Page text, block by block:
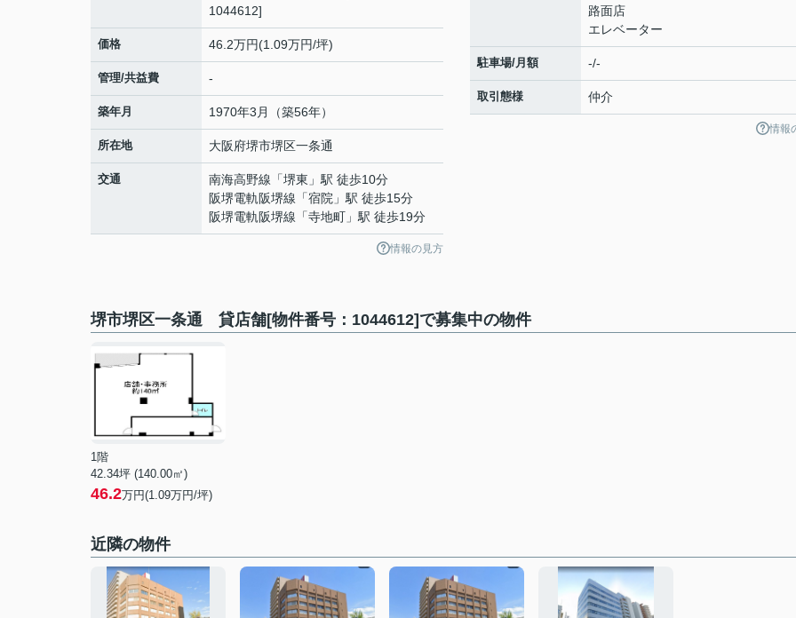
1044612]
価格 46.2万円(1.09万円/坪)
管理/共益費 -
築年月 1970年3月（築56年）
所在地 大阪府堺市堺区一条通
交通 南海高野線 「堺東 」駅 徒歩10分
阪堺電軌阪堺線 「宿院 」駅 徒歩15分
阪堺電軌阪堺線 「寺地町 」駅 徒歩19分
情報の見方
路面店
エレベーター
駐車場/月額 -/-
取引態様 仲介
情報
堺市堺区一条通 貸店舗[物件番号：1044612]で募集中の物件
1階
42.34坪 (140.00㎡)
46.2万円(1.09万円/坪)
近隣の物件